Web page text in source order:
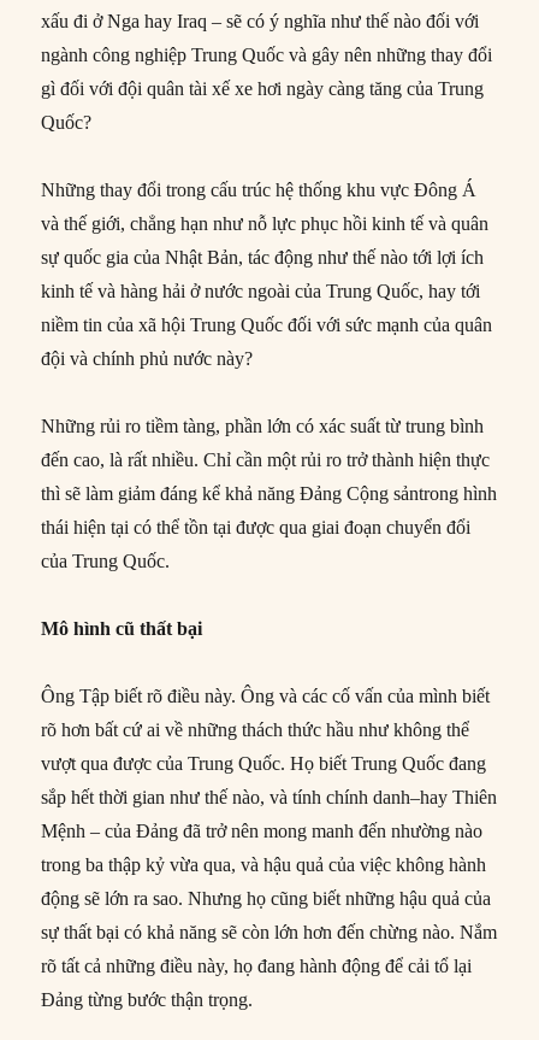
xấu đi ở Nga hay Iraq – sẽ có ý nghĩa như thế nào đối với
ngành công nghiệp Trung Quốc và gây nên những thay đổi
gì đối với đội quân tài xế xe hơi ngày càng tăng của Trung
Quốc?
Những thay đổi trong cấu trúc hệ thống khu vực Đông Á
và thế giới, chẳng hạn như nỗ lực phục hồi kinh tế và quân
sự quốc gia của Nhật Bản, tác động như thế nào tới lợi ích
kinh tế và hàng hải ở nước ngoài của Trung Quốc, hay tới
niềm tin của xã hội Trung Quốc đối với sức mạnh của quân
đội và chính phủ nước này?
Những rủi ro tiềm tàng, phần lớn có xác suất từ trung bình
đến cao, là rất nhiều. Chỉ cần một rủi ro trở thành hiện thực
thì sẽ làm giảm đáng kể khả năng Đảng Cộng sảntrong hình
thái hiện tại có thể tồn tại được qua giai đoạn chuyển đổi
của Trung Quốc.
Mô hình cũ thất bại
Ông Tập biết rõ điều này. Ông và các cố vấn của mình biết
rõ hơn bất cứ ai về những thách thức hầu như không thể
vượt qua được của Trung Quốc. Họ biết Trung Quốc đang
sắp hết thời gian như thế nào, và tính chính danh–hay Thiên
Mệnh – của Đảng đã trở nên mong manh đến nhường nào
trong ba thập kỷ vừa qua, và hậu quả của việc không hành
động sẽ lớn ra sao. Nhưng họ cũng biết những hậu quả của
sự thất bại có khả năng sẽ còn lớn hơn đến chừng nào. Nắm
rõ tất cả những điều này, họ đang hành động để cải tổ lại
Đảng từng bước thận trọng.